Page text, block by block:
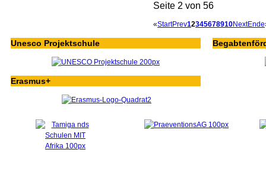
Seite 2 von 56
«StartPrev12345678910NextEnde
Unesco Projektschule
Erasmus+